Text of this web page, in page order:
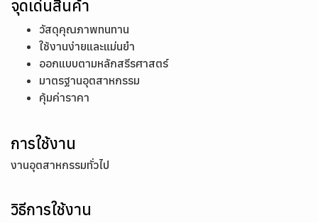
จุดเด่นสินค้า
วัสดุคุณภาพทนทาน
ใช้งานง่ายและแม่นยำ
ออกแบบตามหลักสรีรศาสตร์
มาตรฐานอุตสาหกรรม
คุ้มค่าราคา
การใช้งาน
งานอุตสาหกรรมทั่วไป
วิธีการใช้งาน